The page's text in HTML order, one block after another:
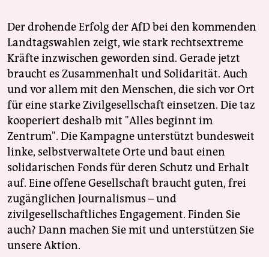
Der drohende Erfolg der AfD bei den kommenden
Landtagswahlen zeigt, wie stark rechtsextreme
Kräfte inzwischen geworden sind. Gerade jetzt
braucht es Zusammenhalt und Solidarität. Auch
und vor allem mit den Menschen, die sich vor Ort
für eine starke Zivilgesellschaft einsetzen. Die taz
kooperiert deshalb mit "Alles beginnt im
Zentrum". Die Kampagne unterstützt bundesweit
linke, selbstverwaltete Orte und baut einen
solidarischen Fonds für deren Schutz und Erhalt
auf. Eine offene Gesellschaft braucht guten, frei
zugänglichen Journalismus – und
zivilgesellschaftliches Engagement. Finden Sie
auch? Dann machen Sie mit und unterstützen Sie
unsere Aktion.